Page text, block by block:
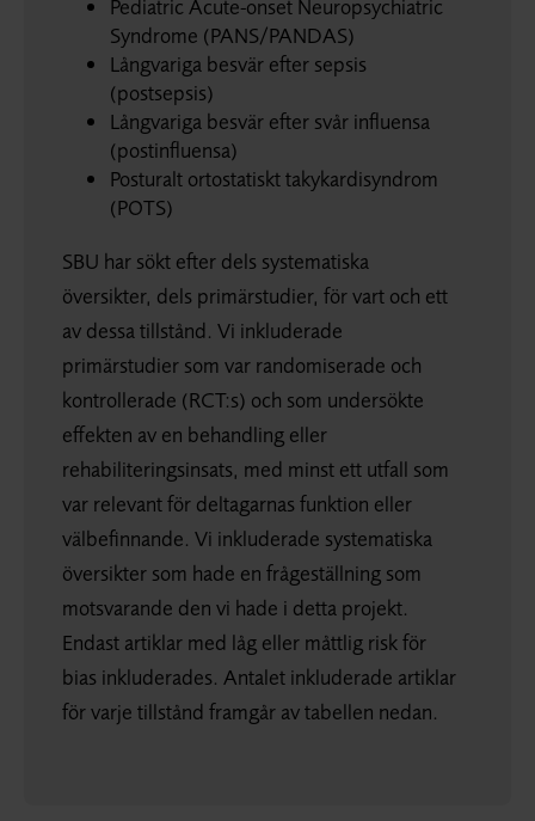
Pediatric Acute-onset Neuropsychiatric
Syndrome (PANS/PANDAS)
Långvariga besvär efter sepsis
(postsepsis)
Långvariga besvär efter svår influensa
(postinfluensa)
Posturalt ortostatiskt takykardisyndrom
(POTS)
SBU har sökt efter dels systematiska
översikter, dels primärstudier, för vart och ett
av dessa tillstånd. Vi inkluderade
primärstudier som var randomiserade och
kontrollerade (RCT:s) och som undersökte
effekten av en behandling eller
rehabiliteringsinsats, med minst ett utfall som
var relevant för deltagarnas funktion eller
välbefinnande. Vi inkluderade systematiska
översikter som hade en frågeställning som
motsvarande den vi hade i detta projekt.
Endast artiklar med låg eller måttlig risk för
bias inkluderades. Antalet inkluderade artiklar
för varje tillstånd framgår av tabellen nedan.